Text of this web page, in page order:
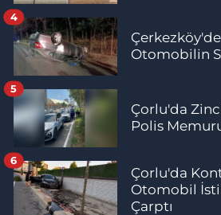
Otomobilin
4
Çorlu'da
Polis
5
Çorlu'da
Otomobil
Çarptı
6